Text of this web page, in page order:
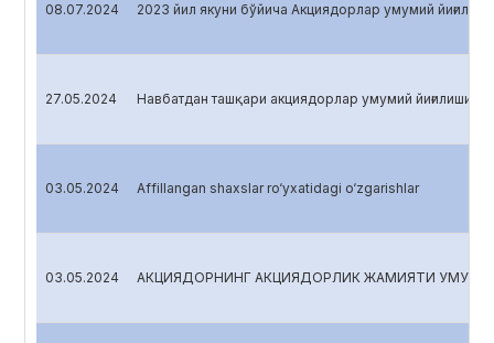
08.07.2024 2023 йил якуни бўйича Акциядорлар умумий йиғилиши
27.05.2024 Навбатдан ташқари акциядорлар умумий йиғилиши
03.05.2024 Affillangan shaxslar ro‘yxatidagi o‘zgarishlar
03.05.2024 АКЦИЯДОРНИНГ АКЦИЯДОРЛИК ЖАМИЯТИ